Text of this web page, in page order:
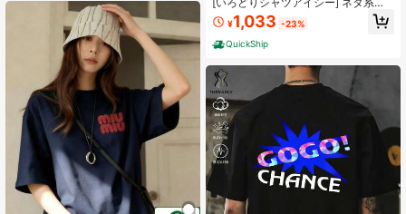
袖シャツ 夏が嫌い おもしろ ネタ 文
字 ¥1,033 -23%
QuickShip